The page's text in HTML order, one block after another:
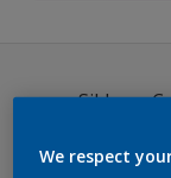
Sikkens Colour
Sikkens
We respect